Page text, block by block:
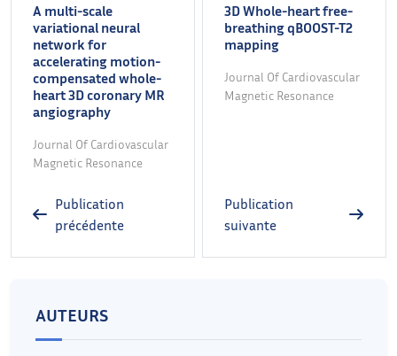
A multi-scale
variational neural
network for
accelerating motion-
compensated whole-
heart 3D coronary MR
angiography
Journal Of Cardiovascular
Magnetic Resonance
Publication
précédente
3D Whole-heart free-
breathing qBOOST-T2
mapping
Journal Of Cardiovascular
Magnetic Resonance
Publication
suivante
AUTEURS